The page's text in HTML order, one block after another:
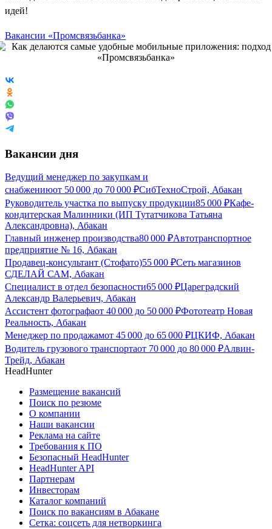
идей!
Вакансии «Промсвязьбанка»
Вакансии дня
Ведущий менеджер по закупкам и
снабжениюот 50 000 до 70 000 ₽СибТехноСтрой, Абакан
Руководитель участка по выпуску продукции85 000 ₽Кафе-
кондитерская Малинники (ИП Тутатчикова Татьяна
Александровна), Абакан
Главный инженер производства80 000 ₽Автотранспортное
предприятие № 16, Абакан
Продавец-консультант (Стофато)55 000 ₽Сеть магазинов
СДЕЛАЙ САМ, Абакан
Специалист в отдел безопасности65 000 ₽Цареградский
Александр Валерьевич, Абакан
Ассистент фотографаот 40 000 до 50 000 ₽Фототеатр Новая
Реальность, Абакан
Менеджер по продажамот 45 000 до 65 000 ₽ЦКИФ, Абакан
Водитель грузового транспортаот 70 000 до 80 000 ₽Алвин-
Трейд, Абакан
HeadHunter
Размещение вакансий
Поиск по резюме
О компании
Наши вакансии
Реклама на сайте
Требования к ПО
Безопасный HeadHunter
HeadHunter API
Партнерам
Инвесторам
Каталог компаний
Поиск по вакансиям в Абакане
Сетка: соцсеть для нетворкинга